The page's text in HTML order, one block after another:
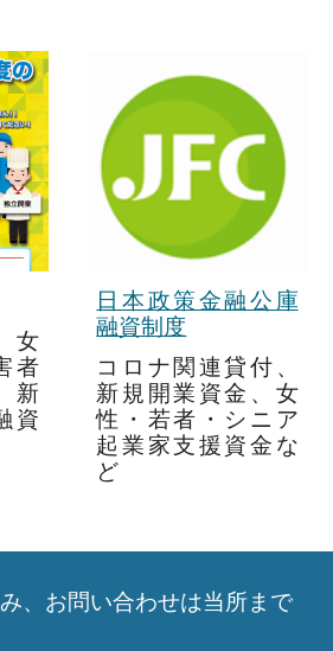
女
者
新
資
日本政策金融公庫
融資制度
コロナ関連貸付、
新規開業資金、女
性・若者・シニア
起業家支援資金な
ど
、お問い合わせは当所まで